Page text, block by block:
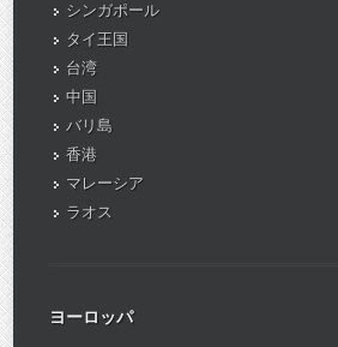
シンガポール
タイ王国
台湾
中国
バリ島
香港
マレーシア
ラオス
ヨーロッパ